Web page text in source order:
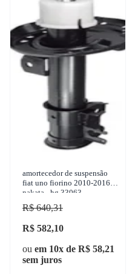
amortecedor de suspensão
fiat uno fiorino 2010-2016
nakata - hg 33063
R$ 640,31
R$ 582,10
ou em 10x de R$ 58,21
sem juros